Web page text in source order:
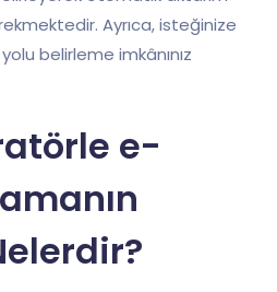
Ayrıca, isteğinize
belirleme imkânınız
e-